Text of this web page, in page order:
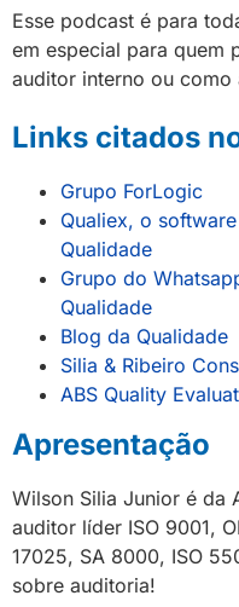
Esse podcast é para
em especial para quem
auditor interno ou como
Links citados
Grupo ForLogic
Qualiex, o
Qualidade
Grupo do
Qualidade
Blog da Qualidade
Silia & Ribeiro
ABS Quality
Apresentação
Wilson Silia Junior é da
auditor líder ISO 9001,
17025, SA 8000, ISO
sobre auditoria!